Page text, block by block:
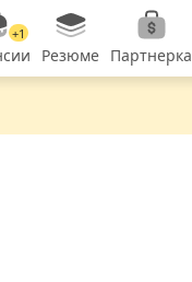
+1
Резюме Партнерка